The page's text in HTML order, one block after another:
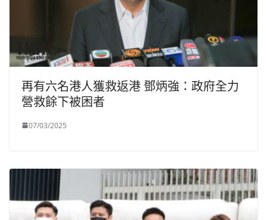
再有六名港人獲救返港 鄧炳強：政府全力
營救餘下被困者
07/03/2025